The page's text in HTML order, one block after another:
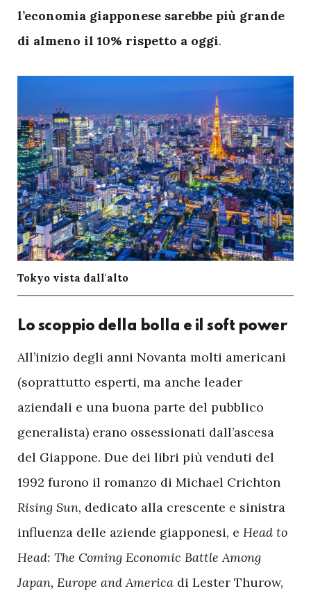
l’economia giapponese sarebbe più grande
di almeno il 10% rispetto a oggi.
Tokyo vista dall'alto
Lo scoppio della bolla e il soft power
All’inizio degli anni Novanta molti americani
(soprattutto esperti, ma anche leader
aziendali e una buona parte del pubblico
generalista) erano ossessionati dall’ascesa
del Giappone. Due dei libri più venduti del
1992 furono il romanzo di Michael Crichton
Rising Sun, dedicato alla crescente e sinistra
influenza delle aziende giapponesi, e Head to
Head: The Coming Economic Battle Among
Japan, Europe and America di Lester Thurow,